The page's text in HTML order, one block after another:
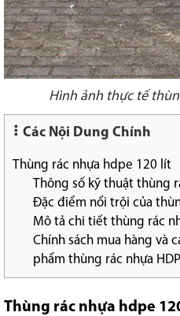
Hình ảnh thực tế
Các Nội Dung Chính
Thùng rác nhựa hdpe 120 lít
Thông số kỹ thuật thùng
Đặc điểm nổi trội của
Mô tả chi tiết thùng rác
Chính sách mua hàng và
phẩm thùng rác nhựa
Thùng rác nhựa hdpe